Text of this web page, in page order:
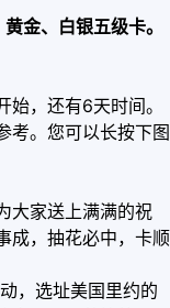
金、白银五级卡。
，还有6天时间。
考。您可以长按下图
大家送上满满的祝
成，抽花必中，卡顺
，选址美国里约的